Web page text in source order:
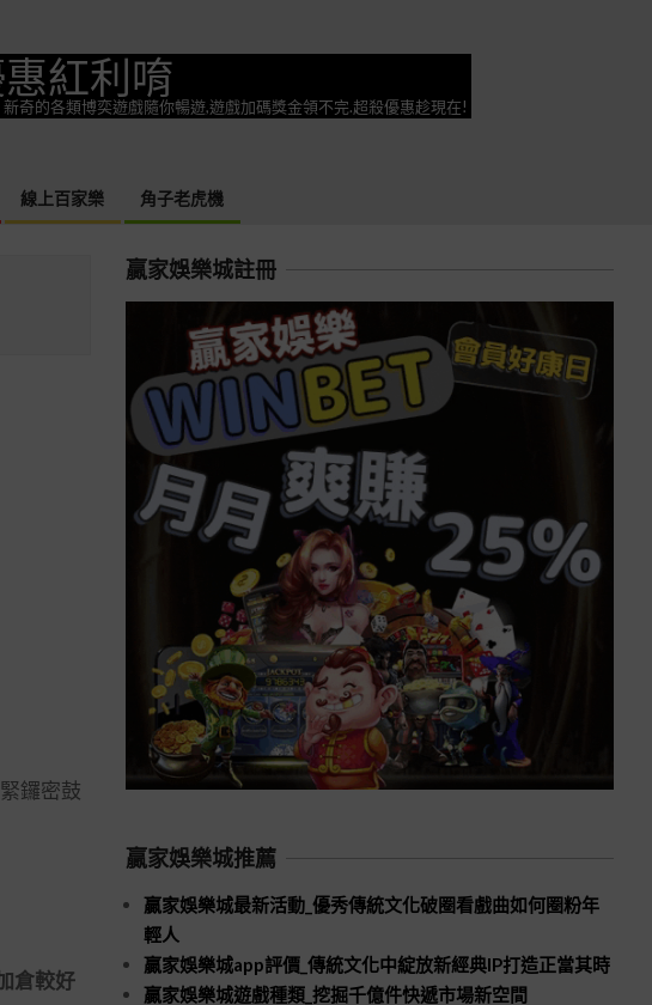
紅利唷
奇的各類博奕遊戲隨你暢遊,遊戲加碼獎金領不完.超殺優惠趁現在!
線上百家樂 角子老虎機
鑼密鼓
倉較好
贏家娛樂城註冊
贏家娛樂城推薦
贏家娛樂城最新活動_優秀傳統文化破圈看戲曲如何圈粉年
輕人
贏家娛樂城app評價_傳統文化中綻放新經典IP打造正當其時
贏家娛樂城遊戲種類_挖掘千億件快遞市場新空間